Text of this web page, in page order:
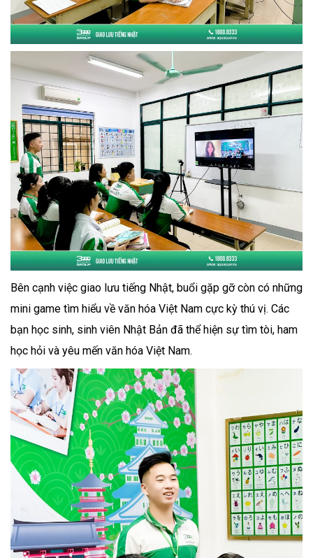
Bên cạnh việc giao lưu tiếng Nhật, buổi gặp gỡ còn có những
mini game tìm hiểu về văn hóa Việt Nam cực kỳ thú vị. Các
bạn học sinh, sinh viên Nhật Bản đã thể hiện sự tìm tòi, ham
học hỏi và yêu mến văn hóa Việt Nam.